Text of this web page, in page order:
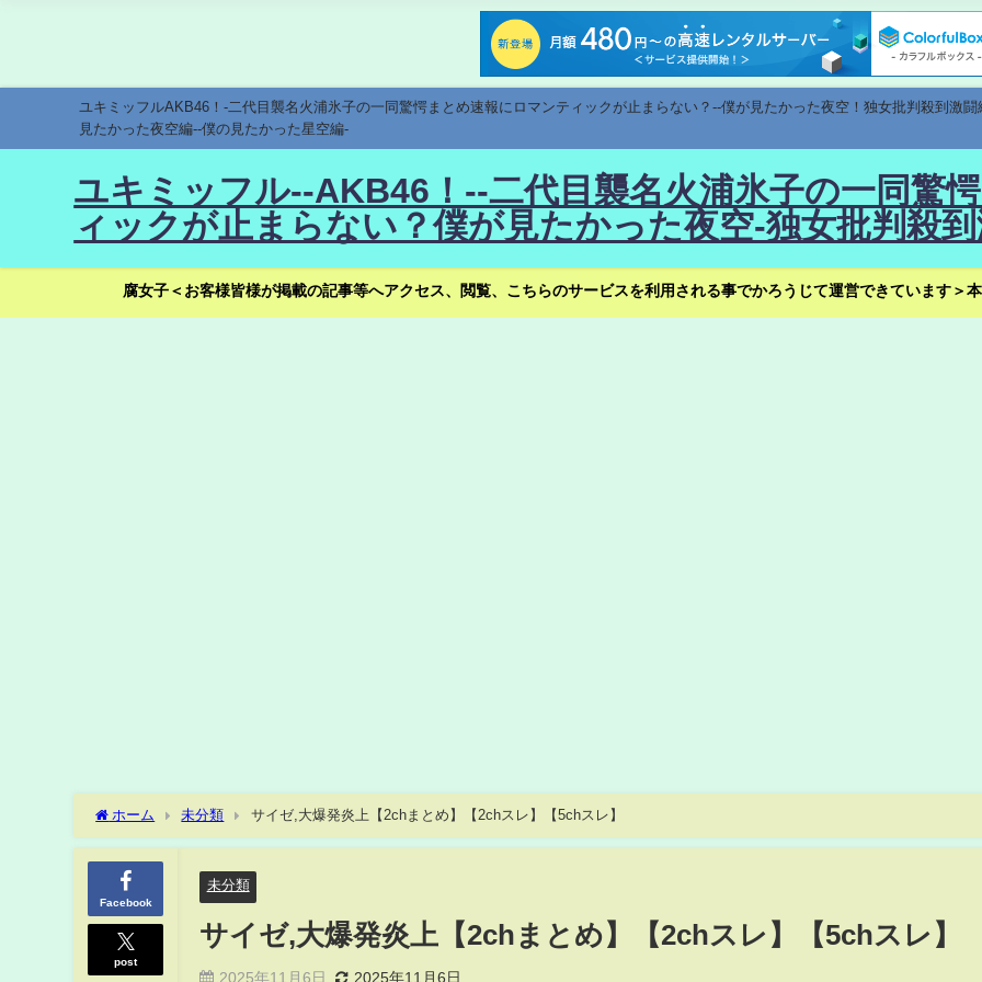
ユキミッフルAKB46！-二代目襲名火浦氷子の一同驚愕まとめ速報にロマンティックが止まらない？--僕が見たかった夜空！独女批判殺到激
見たかった夜空編--僕の見たかった星空編-
ユキミッフル--AKB46！--二代目襲名火浦氷子の一同驚
ィックが止まらない？僕が見たかった夜空-独女批判殺
腐女子＜お客様皆様が掲載の記事等へアクセス、閲覧、こちらのサービスを利用される事でかろうじて運営できています＞
ホーム 未分類 サイゼ,大爆発炎上【2chまとめ】【2chスレ】【5chスレ】
Facebook
post
未分類
サイゼ,大爆発炎上【2chまとめ】【2chスレ】【5chスレ】
2025年11月6日 2025年11月6日